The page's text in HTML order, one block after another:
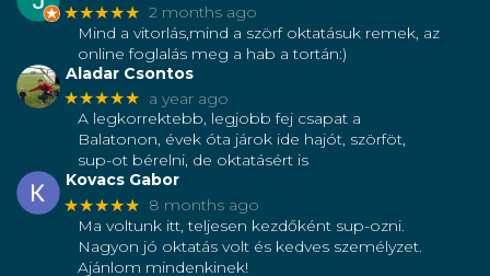
★★★★★ 2 months ago
Mind a vitorlás,mind a szörf oktatásuk remek, az
online foglalás meg a hab a tortán:)
Aladar Csontos
★★★★★ a year ago
A legkorrektebb, legjobb fej csapat a
Balatonon, évek óta járok ide hajót, szörföt,
sup-ot bérelni, de oktatásért is
Kovacs Gabor
★★★★★ 8 months ago
Ma voltunk itt, teljesen kezdőként sup-ozni.
Nagyon jó oktatás volt és kedves személyzet.
Ajánlom mindenkinek!